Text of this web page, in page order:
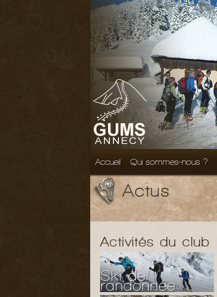
Accueil Qui sommes-nous ?
Actus
Activités du club